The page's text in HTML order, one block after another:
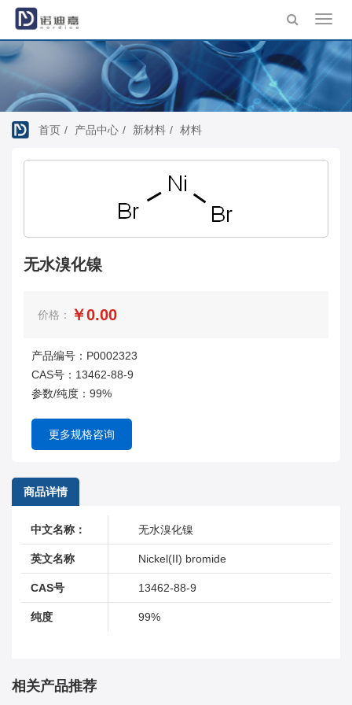
首页 产品中心 新材料 材料
无水溴化镍
价格： ￥0.00
产品编号：P0002323
CAS号：13462-88-9
参数/纯度：99%
更多规格咨询
商品详情
中文名称： 无水溴化镍
英文名称 Nickel(II) bromide
CAS号 13462-88-9
纯度 99%
相关产品推荐